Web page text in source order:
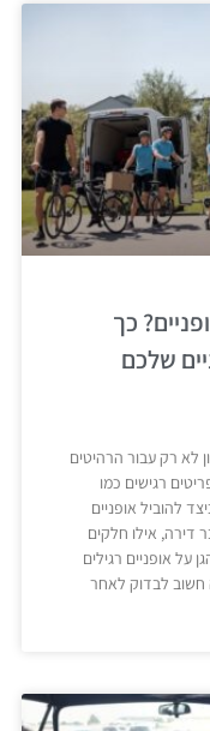
כך
שלכם
לא רק עבור הרהיטים
רגישים כמו
להוביל אופניים
דירה, אילו חלקים
על אופניים רגילים
חשוב לבדוק לאחר